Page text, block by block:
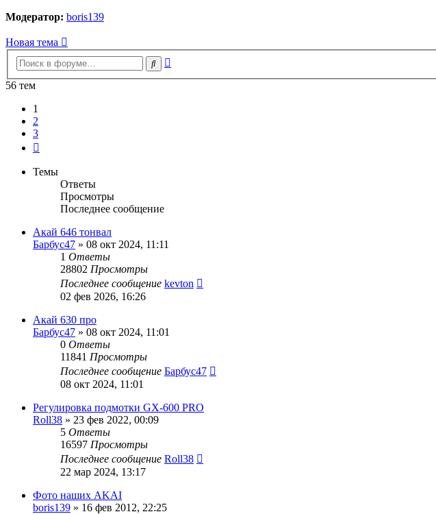
Модератор: boris139
Новая тема
Поиск
56 тем
1
2
3
Темы
Ответы
Просмотры
Последнее сообщение
Акай 646 тонвал
Барбус47 » 08 окт 2024, 11:11
1 Ответы
28802 Просмотры
Последнее сообщение kevton
02 фев 2026, 16:26
Акай 630 про
Барбус47 » 08 окт 2024, 11:01
0 Ответы
11841 Просмотры
Последнее сообщение Барбус47
08 окт 2024, 11:01
Регулировка подмотки GX-600 PRO
Roll38 » 23 фев 2022, 00:09
5 Ответы
16597 Просмотры
Последнее сообщение Roll38
22 мар 2024, 13:17
Фото наших AKAI
boris139 » 16 фев 2012, 22:25